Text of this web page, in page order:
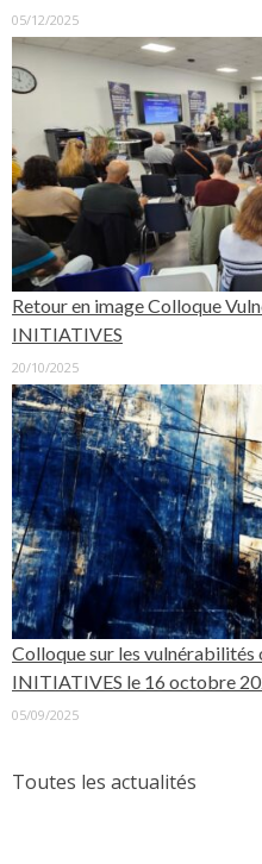
05/12/2025
Retour en image Colloque
INITIATIVES
20/10/2025
Colloque sur les vulnérabilités
INITIATIVES le 16 octobre
05/09/2025
Toutes les actualités